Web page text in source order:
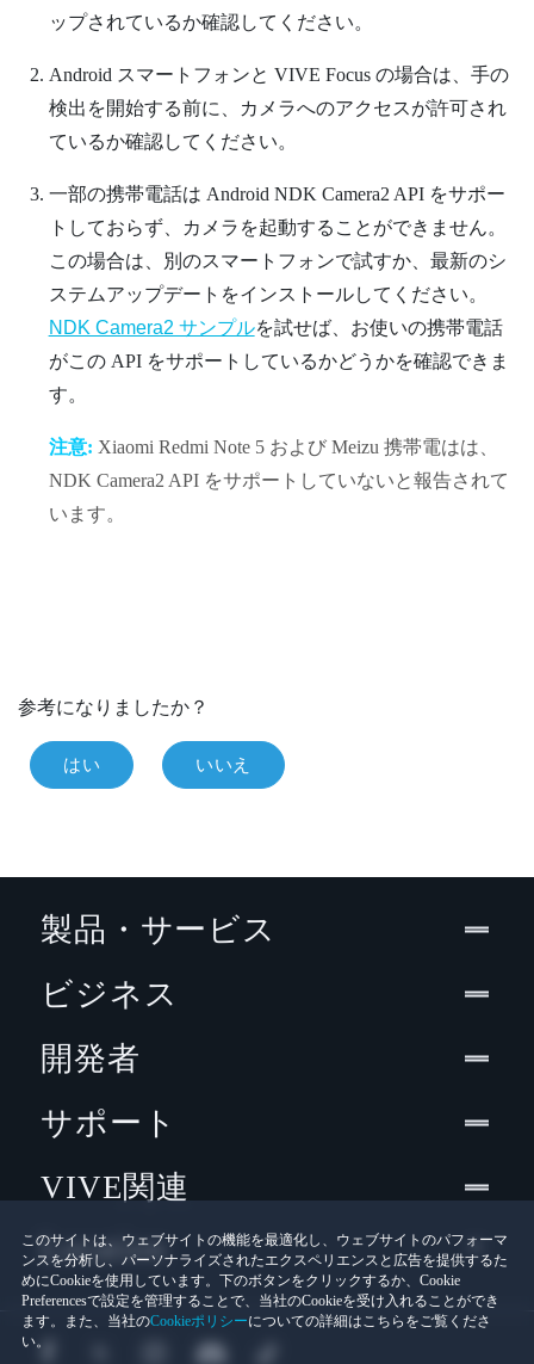
ップされているか確認してください。
Android スマートフォンと VIVE Focusの場合は、手の
検出を開始する前に、カメラへのアクセスが許可され
ているか確認してください。
一部の携帯電話は Android NDK Camera2 API をサポー
トしておらず、カメラを起動することができません。
この場合は、別のスマートフォンで試すか、最新のシ
ステムアップデートをインストールしてください。
NDK Camera2 サンプルを試せば、お使いの携帯電話
がこの API をサポートしているかどうかを確認できま
す。
注意: Xiaomi Redmi Note 5 および Meizu 携帯電はは、
NDK Camera2 API をサポートしていないと報告されて
います。
参考になりましたか？
はい いいえ
このサイトは、ウェブサイトの機能を最適化し、ウェブサイトのパフォーマ
ンスを分析し、パーソナライズされたエクスペリエンスと広告を提供するた
めにCookieを使用しています。下のボタンをクリックするか、Cookie
Preferencesで設定を管理することで、当社のCookieを受け入れることができ
ます。また、当社のCookieポリシーについての詳細はこちらをご覧くださ
い。
製品・サービス
ビジネス
開発者
サポート
VIVE関連
Location